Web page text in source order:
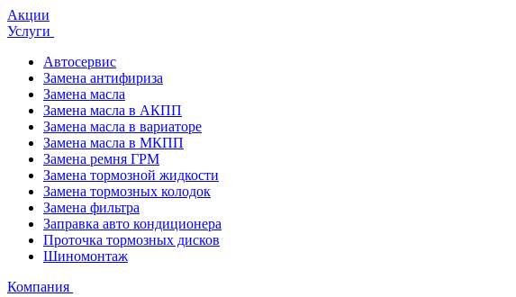
Акции
Услуги
Автосервис
Замена антифириза
Замена масла
Замена масла в АКПП
Замена масла в вариаторе
Замена масла в МКПП
Замена ремня ГРМ
Замена тормозной жидкости
Замена тормозных колодок
Замена фильтра
Заправка авто кондиционера
Проточка тормозных дисков
Шиномонтаж
Компания